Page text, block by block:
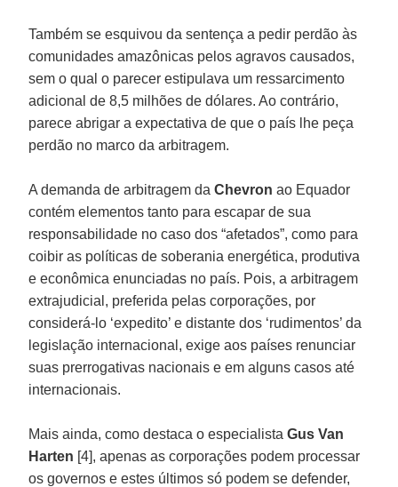
Também se esquivou da sentença a pedir perdão às
comunidades amazônicas pelos agravos causados,
sem o qual o parecer estipulava um ressarcimento
adicional de 8,5 milhões de dólares. Ao contrário,
parece abrigar a expectativa de que o país lhe peça
perdão no marco da arbitragem.
A demanda de arbitragem daChevron ao Equador
contém elementos tanto para escapar de sua
responsabilidade no caso dos “afetados”, como para
coibir as políticas de soberania energética, produtiva
e econômica enunciadas no país. Pois, a arbitragem
extrajudicial, preferida pelas corporações, por
considerá-lo ‘expedito’ e distante dos ‘rudimentos’ da
legislação internacional, exige aos países renunciar
suas prerrogativas nacionais e em alguns casos até
internacionais.
Mais ainda, como destaca o especialistaGus Van
Harten [4], apenas as corporações podem processar
os governos e estes últimos só podem se defender,